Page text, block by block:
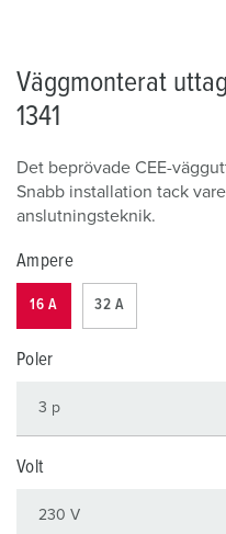
Väggmonterat
1341
Det beprövade CEE-
Snabb installation tack
anslutningsteknik.
Ampere
16 A 32 A
Poler
Volt